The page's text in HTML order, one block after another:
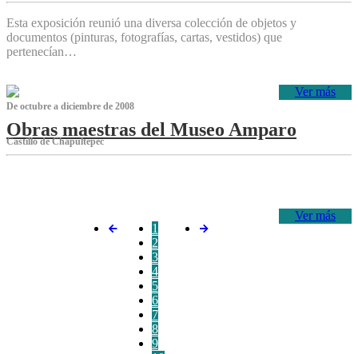
Esta exposición reunió una diversa colección de objetos y
documentos (pinturas, fotografías, cartas, vestidos) que
pertenecían…
Ver más
De octubre a diciembre de 2008
Obras maestras del Museo Amparo
Castillo de Chapultepec
Ver más
1
2
3
4
5
6
7
8
9